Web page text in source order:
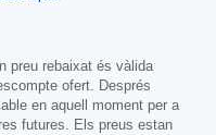
preu rebaixat és vàlida
ofert. Després
en aquell moment per a
futures. Els preus estan